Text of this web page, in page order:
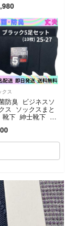
クス
防臭 ビジネスソ
ス ソックスまと
下 紳士靴下 メ